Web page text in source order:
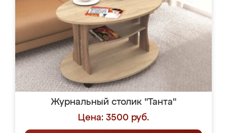
Журнальный столик "Танта"
Цена: 3500 руб.